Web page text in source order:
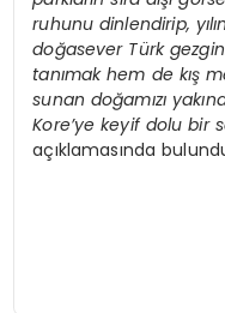
ruhunu dinlendirip,
doğasever Türk
tanımak hem de kış
sunan doğamızı
Kore’ye keyif dolu bir
açıklamasında